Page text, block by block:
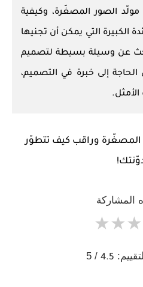
الصور المصغّرة، وكيفية
الكبيرة التي يمكن أن تجنيها
عن وسيلة بسيطة لتصميم
إلى خبرة في التصميم،
الأمثل.
وراقب كيف تتطوّر
المشاركة
★
★
★
4.5
/ 5